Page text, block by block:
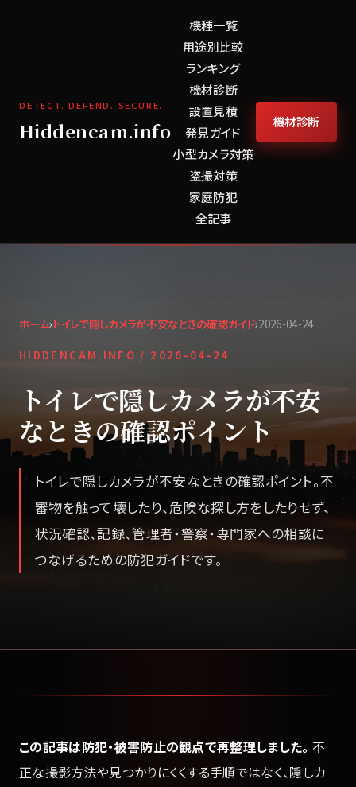
DETECT. DEFEND. SECURE.
Hiddencam.info
機種一覧
用途別比較
ランキング
機材診断
設置見積
発見ガイド
小型カメラ対策
盗撮対策
家庭防犯
全記事
機材診断
ホーム›トイレで隠しカメラが不安なときの確認ガイド›2026-04-24
HIDDENCAM.INFO / 2026-04-24
トイレで隠しカメラが不安
なときの確認ポイント
トイレで隠しカメラが不安なときの確認ポイント。不
審物を触って壊したり、危険な探し方をしたりせず、
状況確認、記録、管理者・警察・専門家への相談に
つなげるための防犯ガイドです。
この記事は防犯・被害防止の観点で再整理しました。 不
正な撮影方法や見つかりにくくする手順ではなく、隠しカ